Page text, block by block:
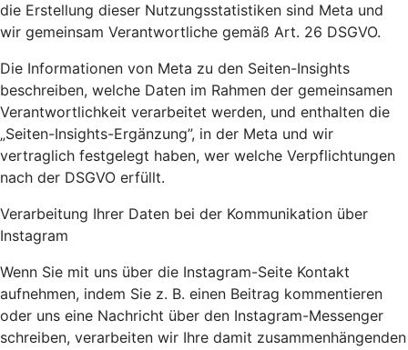
die Erstellung dieser Nutzungsstatistiken sind Meta und
wir gemeinsam Verantwortliche gemäß Art. 26 DSGVO.
Die Informationen von Meta zu den Seiten-Insights
beschreiben, welche Daten im Rahmen der gemeinsamen
Verantwortlichkeit verarbeitet werden, und enthalten die
„Seiten-Insights-Ergänzung”, in der Meta und wir
vertraglich festgelegt haben, wer welche Verpflichtungen
nach der DSGVO erfüllt.
Verarbeitung Ihrer Daten bei der Kommunikation über
Instagram
Wenn Sie mit uns über die Instagram-Seite Kontakt
aufnehmen, indem Sie z. B. einen Beitrag kommentieren
oder uns eine Nachricht über den Instagram-Messenger
schreiben, verarbeiten wir Ihre damit zusammenhängenden